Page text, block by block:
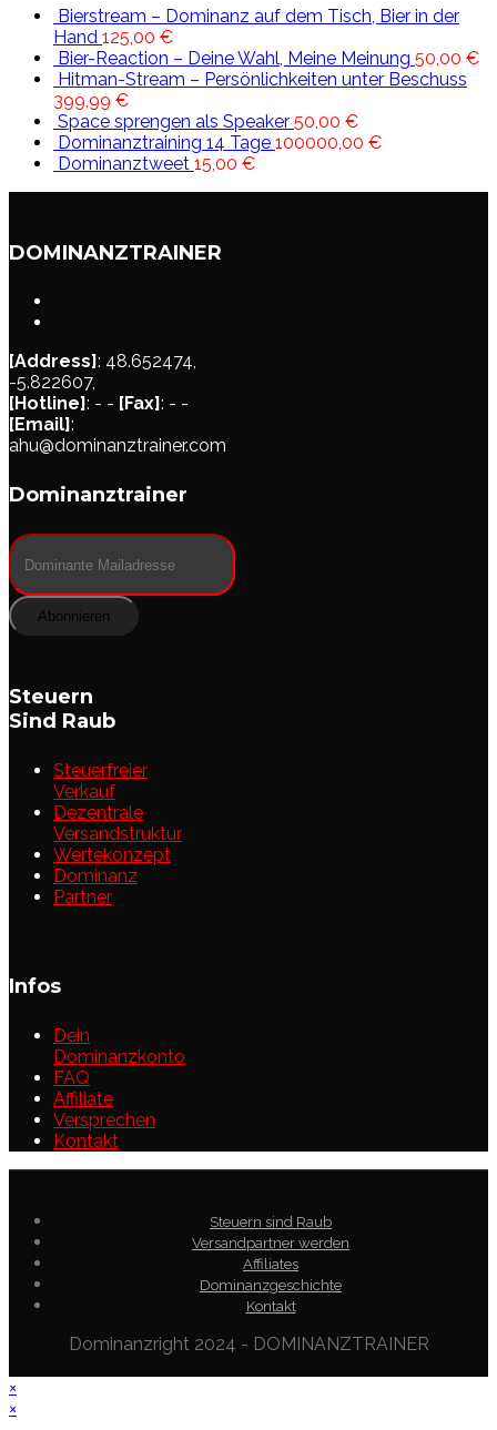
Bierstream – Dominanz auf dem Tisch, Bier in der
Hand 125,00 €
Bier-Reaction – Deine Wahl, Meine Meinung 50,00 €
Hitman-Stream – Persönlichkeiten unter Beschuss
399,99 €
Space sprengen als Speaker 50,00 €
Dominanztraining 14 Tage 100000,00 €
Dominanztweet 15,00 €
DOMINANZTRAINER
[Address] : 48.652474,
-5.822607,
[Hotline] : - - [Fax] : - -
[Email] :
ahu@dominanztrainer.com
Dominanztrainer
Abonnieren
Steuern
Sind Raub
Steuerfreier
Verkauf
Dezentrale
Versandstruktur
Wertekonzept
Dominanz
Partner
Infos
Dein
Dominanzkonto
FAQ
Affiliate
Versprechen
Kontakt
Steuern sind Raub
Versandpartner werden
Affiliates
Dominanzgeschichte
Kontakt
Dominanzright 2024 - DOMINANZTRAINER
×
×